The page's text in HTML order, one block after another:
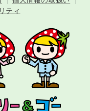
ティ